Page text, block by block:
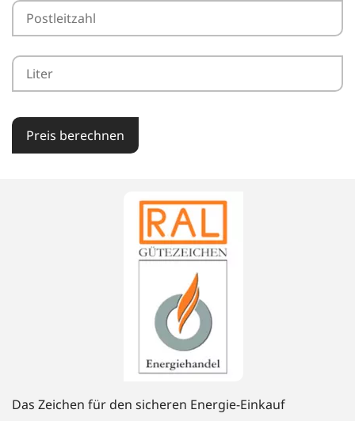
Preis berechnen
Das Zeichen für den sicheren Energie-Einkauf